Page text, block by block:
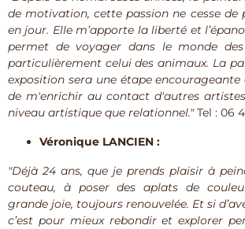
de motivation, cette passion ne cesse de
en jour. Elle m’apporte la liberté et
permet de voyager dans le monde
particulièrement celui des animaux. La
exposition sera une étape
de m'enrichir au contact d'autres
niveau artistique que relationnel."Tel : 06
Véronique LANCIEN :
"Déjà 24 ans, que je prends plaisir à
couteau, à poser des aplats de
grande joie, toujours renouvelée. Et si
c’est pour mieux rebondir et explorer